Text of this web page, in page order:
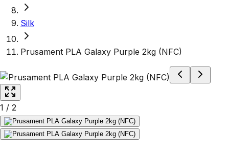
Silk
Prusament PLA Galaxy Purple 2kg (NFC)
1 / 2